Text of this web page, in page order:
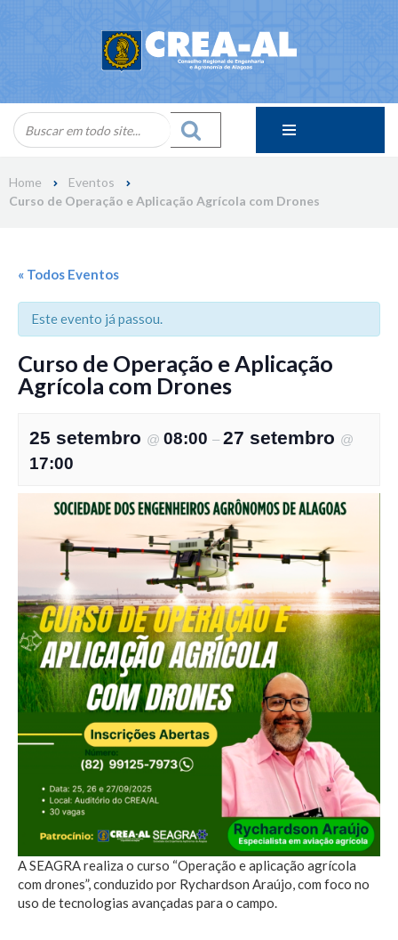
Home
Eventos
Curso de Operação e Aplicação Agrícola com Drones
« Todos Eventos
Este evento já passou.
Curso de Operação e Aplicação
Agrícola com Drones
25 setembro @ 08:00 – 27 setembro @
17:00
A SEAGRA realiza o curso “Operação e aplicação agrícola
com drones”, conduzido por Rychardson Araújo, com foco no
uso de tecnologias avançadas para o campo.